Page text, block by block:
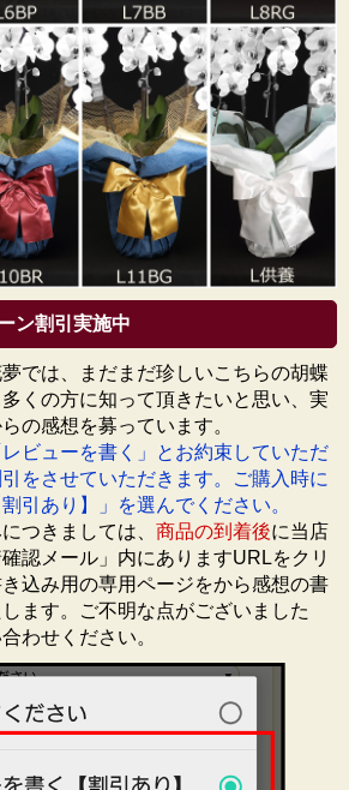
ン割引実施中
では、まだまだ珍しいこちらの胡蝶
くの方に知って頂きたいと思い、実
の感想を募っています。
ビューを書く」とお約束していただ
をさせていただきます。ご購入時に
引あり】」を選んでください。
つきましては、 商品の到着後に当店
認メール」内にありますURLをクリ
込み用の専用ページをから感想の書
ます。ご不明な点がございました
わせください。